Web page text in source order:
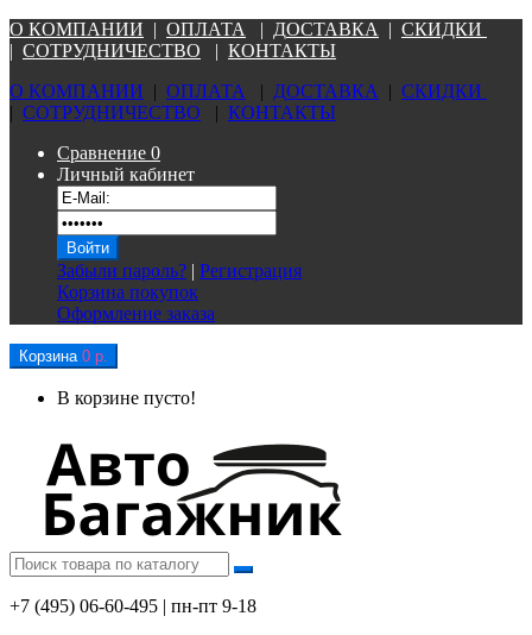
О КОМПАНИИ | ОПЛАТА | ДОСТАВКА | СКИДКИ
| СОТРУДНИЧЕСТВО | КОНТАКТЫ
О КОМПАНИИ | ОПЛАТА | ДОСТАВКА | СКИДКИ
| СОТРУДНИЧЕСТВО | КОНТАКТЫ
Сравнение 0
Личный кабинет
Забыли пароль? | Регистрация
Корзина покупок
Оформление заказа
Корзина 0 р.
В корзине пусто!
+7 (495) 06-60-495 | пн-пт 9-18